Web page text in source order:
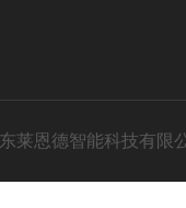
莱恩德智能科技有限